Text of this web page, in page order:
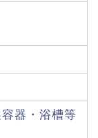
器・浴槽等